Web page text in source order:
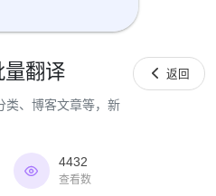
量翻译
类、博客文章等，新
 返回

4432
查看数